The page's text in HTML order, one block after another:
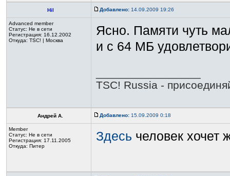
Hil Добавлено: 14.09.2009 19:26
Advanced member
Статус: Не в сети
Регистрация: 16.12.2002
Откуда: TSC! | Москва
Ясно. Памяти чуть
и с 64 МБ
TSC! Russia -
Андрей А. Добавлено: 15.09.2009 0:18
Member
Статус: Не в сети
Регистрация: 17.11.2005
Откуда: Питер
Здесь человек хочет